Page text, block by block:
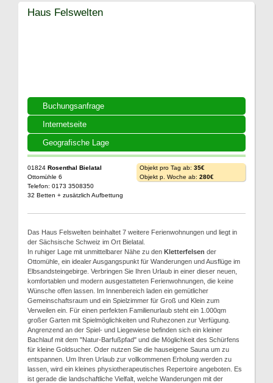
Buchungsanfrage
Internetseite
Geografische Lage
Haus Felswelten
01824 Rosenthal Bielatal
Ottomühle 6
Telefon: 0173 3508350
32 Betten + zusätzlich Aufbettung
Objekt pro Tag ab: 35€
Objekt p. Woche ab: 280€
Das Haus Felswelten beinhaltet 7 weitere Ferienwohnungen und liegt in
der Sächsische Schweiz im Ort Bielatal.
In ruhiger Lage mit unmittelbarer Nähe zu den Kletterfelsen der
Ottomühle, ein idealer Ausgangspunkt für Wanderungen und Ausflüge im
Elbsandsteingebirge. Verbringen Sie Ihren Urlaub in einer dieser neuen,
komfortablen und modern ausgestatteten Ferienwohnungen, die keine
Wünsche offen lassen. Im Innenbereich laden ein gemütlicher
Gemeinschaftsraum und ein Spielzimmer für Groß und Klein zum
Verweilen ein. Für einen perfekten Familienurlaub steht ein 1.000qm
großer Garten mit Spielmöglichkeiten und Ruhezonen zur Verfügung.
Angrenzend an der Spiel- und Liegewiese befinden sich ein kleiner
Bachlauf mit dem "Natur-Barfußpfad" und die Möglichkeit des Schürfens
für kleine Goldsucher. Oder nutzen Sie die hauseigene Sauna um zu
entspannen. Um Ihren Urlaub zur vollkommenen Erholung werden zu
lassen, wird ein kleines physiotherapeutisches Repertoire angeboten. Es
ist gerade die landschaftliche Vielfalt, welche Wanderungen mit der